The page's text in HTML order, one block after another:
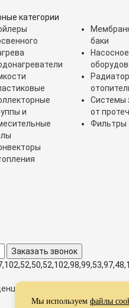
категории
и
баки
Насосное
Системы
от
Фильтры
Мы используем файлы